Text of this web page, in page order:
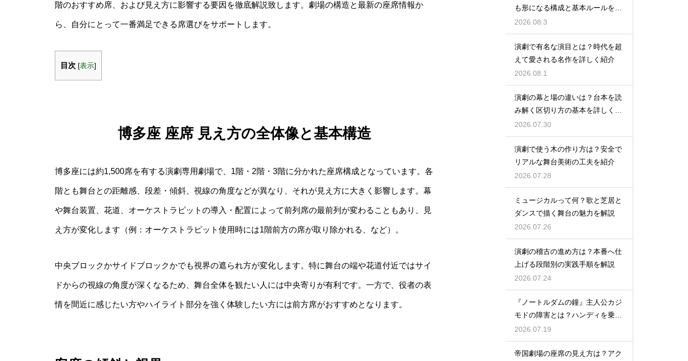
階のおすすめ席、および見え方に影響する要因を徹底解説致します。劇場の構造と最新の座席情報か
ら、自分にとって一番満足できる席選びをサポートします。
目次 [表示]
博多座 座席 見え方の全体像と基本構造
博多座には約1,500席を有する演劇専用劇場で、1階・2階・3階に分かれた座席構成となっています。各
階とも舞台との距離感、段差・傾斜、視線の角度などが異なり、それが見え方に大きく影響します。幕
や舞台装置、花道、オーケストラピットの導入・配置によって前列席の最前列が変わることもあり、見
え方が変化します（例：オーケストラピット使用時には1階前方の席が取り除かれる、など）。
中央ブロックかサイドブロックかでも視界の遮られ方が変化します。特に舞台の端や花道付近ではサイ
ドからの視線の角度が深くなるため、舞台全体を観たい人には中央寄りが有利です。一方で、役者の表
情を間近に感じたい方やハイライト部分を強く体験したい方には前方席がおすすめとなります。
も形になる構成と基本ルールを解
説
2026.08.3
演劇で有名な演目とは？時代を超
えて愛される名作を詳しく紹介
2026.08.1
演劇の幕と場の違いは？台本を読
み解く区切り方の基本を詳しく解
説
2026.07.30
演劇で使う木の作り方は？安全で
リアルな舞台美術の工夫を紹介
2026.07.28
ミュージカルって何？歌と芝居と
ダンスで描く舞台の魅力を解説
2026.07.26
演劇の稽古の進め方は？本番へ仕
上げる段階別の実践手順を解説
2026.07.24
『ノートルダムの鐘』主人公カジ
モドの障害とは？ハンディを乗り
越える姿に感動
2026.07.19
帝国劇場の座席の見え方は？アク